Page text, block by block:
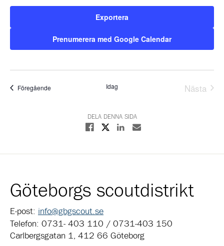
Exportera
Prenumerera med Google Calendar
Föregående Idag
Nästa
DELA DENNA SIDA
Dela på Facebook
Dela på XDela på Linkedin
Dela med E-post
Göteborgs scoutdistrikt
E-post: info@gbgscout.se
Telefon: 0731- 403 110 / 0731-403 150
Carlbergsgatan 1, 412 66 Göteborg